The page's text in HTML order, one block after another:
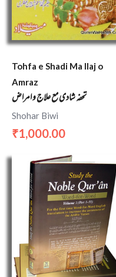
Tohfa e Shadi Ma Ilaj o
Amraz
تحفہ شادی مع علاج و امراض
Shohar Biwi
₹1,000.00